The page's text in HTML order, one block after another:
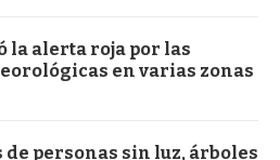
la alerta roja por las
en varias zonas
personas sin luz, árboles